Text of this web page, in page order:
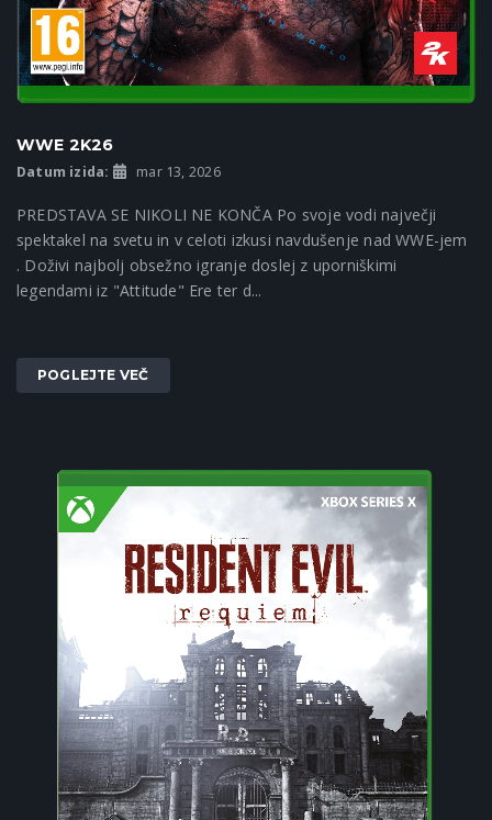
WWE 2K26
Datum izida: mar 13, 2026
PREDSTAVA SE NIKOLI NE KONČA Po svoje vodi največji
spektakel na svetu in v celoti izkusi navdušenje nad WWE-jem
. Doživi najbolj obsežno igranje doslej z uporniškimi
legendami iz "Attitude" Ere ter d...
POGLEJTE VEČ